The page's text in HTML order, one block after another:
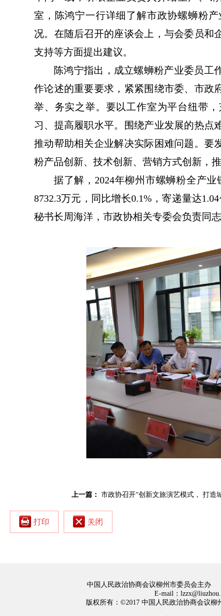
室，陈鸿宁一行详细了解市政协螺蛳粉
况。在随后召开的座谈会上，与会委员和
支持等方面提出建议。
陈鸿宁指出，成立螺蛳粉产业委员工
作论述的重要要求，紧紧围绕市委、市政
举、务实之举。要以工作室为平台纽带
习、提高履职水平。围绕产业发展的热点
推动帮助相关企业解决实际困难问题。要
粉产品创新、技术创新、营销方式创新，
据了解，2024年柳州市螺蛳粉全产
8732.3万元，同比增长
秘书长周海洋，市政协相关专委会负责同
上一篇： 市政协召开“创新文旅演艺模式， 打造
打印 关闭
中国人民政治协商会议柳州市委员会主办
E-mail：
版权所有：©2017 中国人民政治协商会